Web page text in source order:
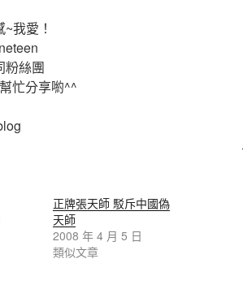
我愛！
粉絲團
忙分享喲^^
正牌張天師 駁斥中國偽
天師
2008 年 4 月 5 日
類似文章